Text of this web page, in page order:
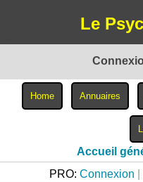
Le
Accueil
PRO: Connexion